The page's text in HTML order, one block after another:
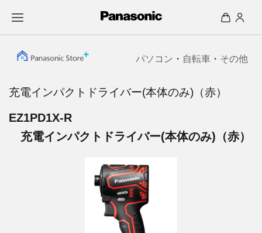
パソコン ・ 自転車 ・ その他
充電インパクトドライバー(本体のみ)（赤）
EZ1PD1X-R
充電インパクトドライバー(本体のみ)（赤）